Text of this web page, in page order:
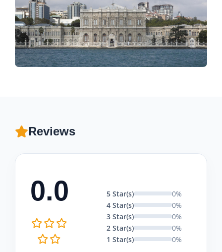
Reviews
0.0 5 Star(s)
0%
4 Star(s)
0%
3 Star(s)
0%
2 Star(s)
0%
1 Star(s)
0%